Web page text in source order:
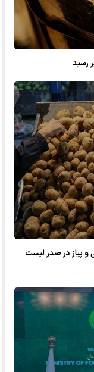
پیاز در صدر لیست